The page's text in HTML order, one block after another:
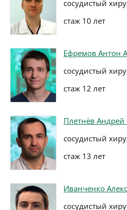
сосудистый
стаж 10 лет
Ефремов Антон
сосудистый
стаж 12 лет
Плетнёв
сосудистый
стаж 13 лет
Иванченко
сосудистый